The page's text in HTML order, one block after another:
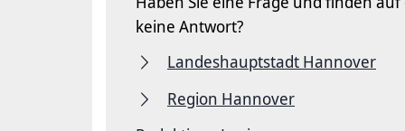
keine Antwort?
Landeshauptstadt Hannover
Region Hannover